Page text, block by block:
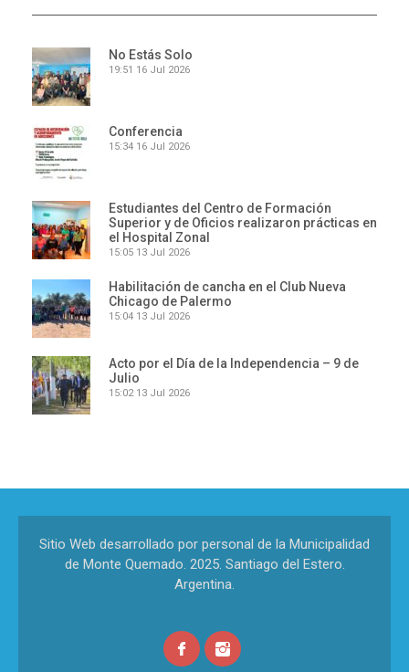
No Estás Solo
19:51 16 Jul 2026
Conferencia
15:34 16 Jul 2026
Estudiantes del Centro de Formación
Superior y de Oficios realizaron prácticas en
el Hospital Zonal
15:05 13 Jul 2026
Habilitación de cancha en el Club Nueva
Chicago de Palermo
15:04 13 Jul 2026
Acto por el Día de la Independencia – 9 de
Julio
15:02 13 Jul 2026
Sitio Web desarrollado por personal de la Municipalidad
de Monte Quemado. 2025. Santiago del Estero.
Argentina.